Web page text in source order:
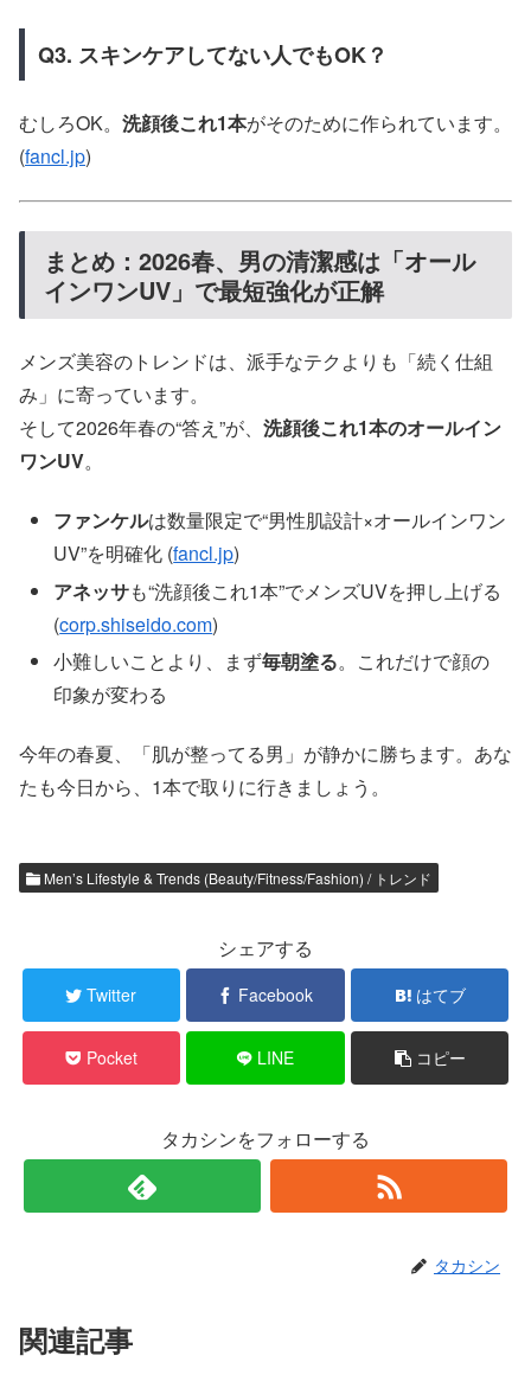
Q3. スキンケアしてない人でもOK？
むしろOK。 洗顔後これ1本がそのために作られています。
(fancl.jp)
まとめ：2026春、男の清潔感は「オール
インワンUV」で最短強化が正解
メンズ美容のトレンドは、派手なテクよりも「続く仕組
み」に寄っています。
そして2026年春の“答え”が、 洗顔後これ1本のオールイン
ワンUV。
ファンケルは数量限定で“男性肌設計×オールインワン
UV”を明確化 (fancl.jp)
アネッサも“洗顔後これ1本”でメンズUVを押し上げる
(corp.shiseido.com)
小難しいことより、まず毎朝塗る。これだけで顔の
印象が変わる
今年の春夏、「肌が整ってる男」が静かに勝ちます。あな
たも今日から、1本で取りに行きましょう。
Men’s Lifestyle & Trends (Beauty/Fitness/Fashion) / トレンド
シェアする
Twitter Facebook はてブ
Pocket LINE コピー
タカシンをフォローする
タカシン
関連記事